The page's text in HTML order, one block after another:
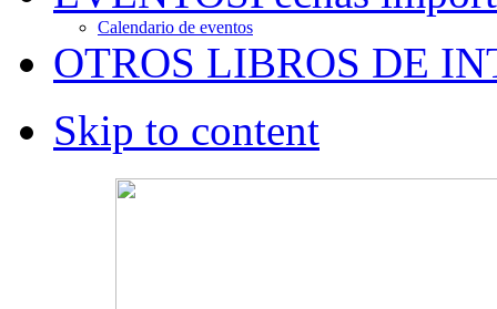
Calendario de eventos
OTROS LIBROS DE
Skip to content